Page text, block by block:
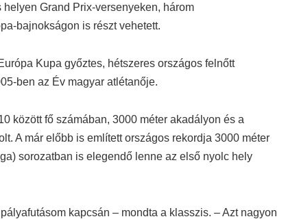
Grand Prix-versenyeken, három
bajnokságon is részt vehetett.
Kupa győztes, hétszeres országos felnőtt
ben az Év magyar atlétanője.
között fő számában, 3000 méter akadályon és a
A már előbb is említett országos rekordja 3000 méter
sorozatban is elegendő lenne az első nyolc hely
kapcsán – mondta a klasszis. – Azt nagyon